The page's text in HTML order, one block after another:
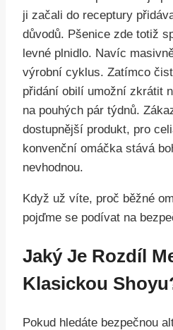
ji začali do receptury
důvodů. Pšenice zde totiž
levné plnidlo. Navíc
výrobní cyklus. Zatímco
přidání obilí umožní zkrátit
na pouhých pár týdnů.
dostupnější produkt, pro
konvenční omáčka stává
nevhodnou.
Když už víte, proč běžné
pojďme se podívat na
Jaký Je Rozdíl
Klasickou
Pokud hledáte bezpečnou